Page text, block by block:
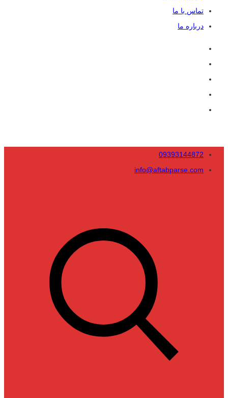
تماس با ما
درباره ما
09393144872
info@aftabparse.com